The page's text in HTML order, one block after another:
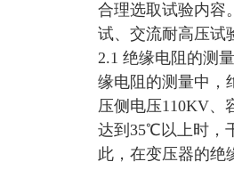
合理选取试验内容
试、交流耐高
2.1 绝缘电阻的测
缘电阻的测量中，
压侧电压110KV、
达到35℃以上时，
此，在变压器的绝